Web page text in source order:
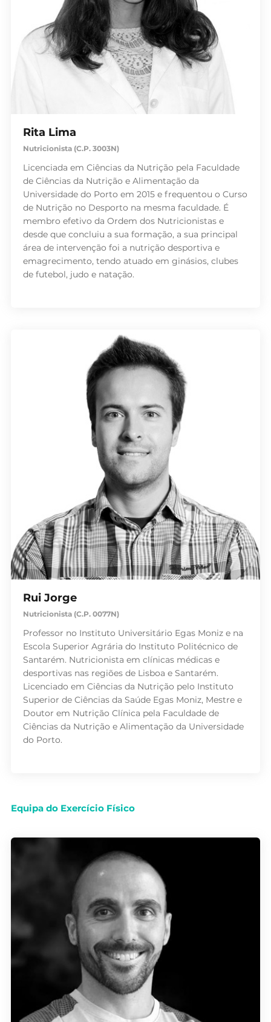
Rita Lima
Nutricionista (C.P. 3003N)
Licenciada em Ciências da Nutrição pela Faculdade
de Ciências da Nutrição e Alimentação da
Universidade do Porto em 2015 e frequentou o Curso
de Nutrição no Desporto na mesma faculdade. É
membro efetivo da Ordem dos Nutricionistas e
desde que concluiu a sua formação, a sua principal
área de intervenção foi a nutrição desportiva e
emagrecimento, tendo atuado em ginásios, clubes
de futebol, judo e natação.
Rui Jorge
Nutricionista (C.P. 0077N)
Professor no Instituto Universitário Egas Moniz e na
Escola Superior Agrária do Instituto Politécnico de
Santarém. Nutricionista em clínicas médicas e
desportivas nas regiões de Lisboa e Santarém.
Licenciado em Ciências da Nutrição pelo Instituto
Superior de Ciências da Saúde Egas Moniz, Mestre e
Doutor em Nutrição Clínica pela Faculdade de
Ciências da Nutrição e Alimentação da Universidade
do Porto.
Equipa do Exercício Físico